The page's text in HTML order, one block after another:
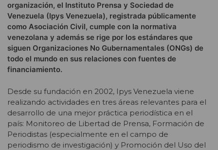
organización, el Instituto Prensa y Sociedad de
Venezuela (Ipys Venezuela), registrada públicamente
como Asociación Civil, cumple con la normativa
venezolana y además se rige por los estándares que
siguen Organizaciones No Gubernamentales (ONGs) de
todo el mundo en sus relaciones con fuentes de
financiamiento.
Desde su fundación en 2002, Ipys Venezuela viene
realizando actividades en tres áreas relevantes para el
desarrollo de una mejor práctica periodística en el
país: Monitoreo de Libertad de Prensa, Formación de
Periodistas (especialmente en el campo de
periodismo de investigación) y Promoción del Uso del